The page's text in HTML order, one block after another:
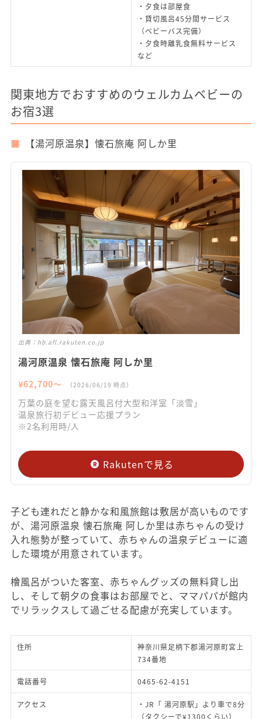
・夕食は部屋食
・貸切風呂45分間サービス
（ベビーバス完備）
・夕食時離乳食無料サービス
など
関東地方でおすすめのウェルカムベビーの
お宿3選
【湯河原温泉】懐石旅庵 阿しか里
出典： hb.afl.rakuten.co.jp
湯河原温泉 懐石旅庵 阿しか里
¥62,700〜 （2026/06/19 時点）
万葉の庭を望む露天風呂付大型和洋室「淡雪」
温泉旅行初デビュー応援プラン
※2名利用時/人
Rakutenで見る
子ども連れだと静かな和風旅館は敷居が高いものです
が、湯河原温泉 懐石旅庵 阿しか里は赤ちゃんの受け
入れ態勢が整っていて、赤ちゃんの温泉デビューに適
した環境が用意されています。
檜風呂がついた客室、赤ちゃんグッズの無料貸し出
し、そして朝夕の食事はお部屋でと、ママパパが館内
でリラックスして過ごせる配慮が充実しています。
住所
神奈川県足柄下郡湯河原町宮上
734番地
電話番号 0465-62-4151
アクセス
・JR「 湯河原駅」より車で8分
（タクシーで¥1300くらい）